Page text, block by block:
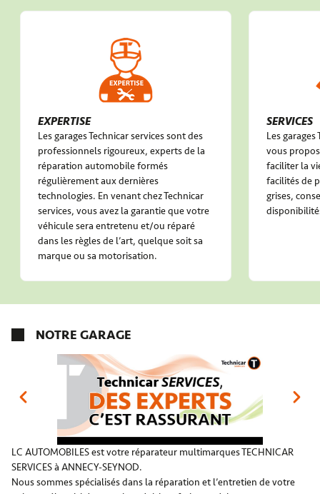
EXPERTISE
Les garages Technicar services sont des
professionnels rigoureux, experts de la
réparation automobile formés
régulièrement aux dernières
technologies. En venant chez Technicar
services, vous avez la garantie que votre
véhicule sera entretenu et/ou réparé
dans les règles de l’art, quelque soit sa
marque ou sa motorisation.
SERVICES
Les
vous
faciliter la
facilités de
grises,
NOTRE GARAGE
LC AUTOMOBILES est votre réparateur multimarques TECHNICAR
SERVICES à ANNECY-SEYNOD.
Nous sommes spécialisés dans la réparation et l’entretien de votre